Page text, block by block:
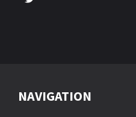
NAVIGATION